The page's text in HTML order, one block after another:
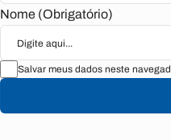
Nome (Obrigatório)
Salvar meus dados neste